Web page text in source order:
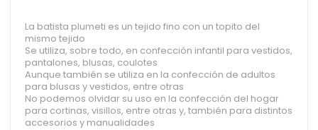
La batista plumeti es un tejido fino con un topito del
mismo tejido
Se utiliza, sobre todo, en confección infantil para vestidos,
pantalones, blusas, coulotes
Aunque también se utiliza en la confección de adultos
para blusas y vestidos, entre otras
No podemos olvidar su uso en la confección del hogar
para cortinas, visillos, entre otras y, también para distintos
accesorios y manualidades